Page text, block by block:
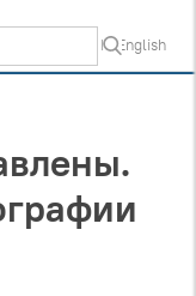
In English